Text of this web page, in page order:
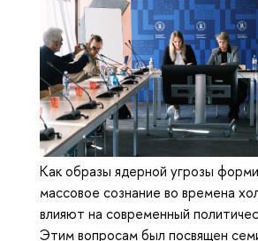
Как образы ядерной угрозы
массовое сознание во времена
влияют на современный
Этим вопросам был посвящен